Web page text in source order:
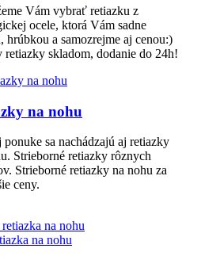
Vám vybrať retiazku z
ocele, ktorá Vám sadne
hrúbkou a samozrejme aj cenou:)
retiazky skladom, dodanie do 24h!
na nohu
ponuke sa nachádzajú aj retiazky
Strieborné retiazky rôznych
Strieborné retiazky na nohu za
ceny.
na nohu